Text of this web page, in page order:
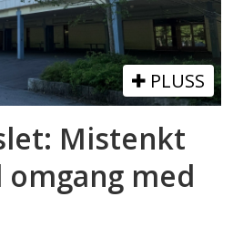
PLUSS
Mistenkt
med